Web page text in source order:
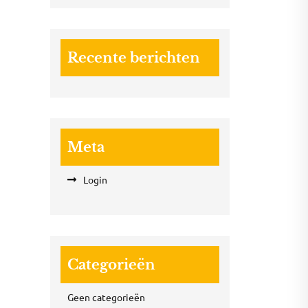
Recente berichten
Meta
Login
Categorieën
Geen categorieën